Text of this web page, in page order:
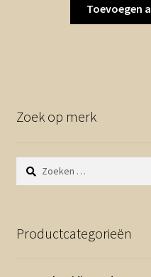
Toevoegen
Zoek op merk
Zoeken
naar:
Productcategorieën